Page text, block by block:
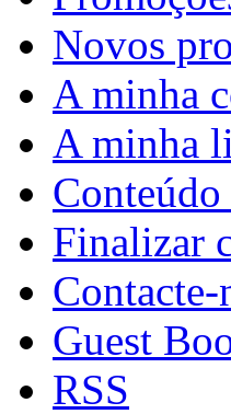
Novos
A minha
A minha
Finalizar
Contacte-
Guest
RSS